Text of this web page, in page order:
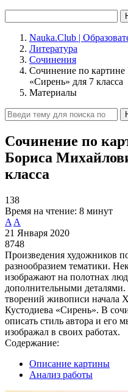
Nauka.Club |
Литература
Сочинения
Сочинение по
«Сирень» для 7 класса
Материалы
Сочинение по
Бориса
класса
138
Время на чтение: 8 минут
A A
21 Января 2020
8748
Произведения художников
разнообразием тематики.
изображают на полотнах
дополнительными
творений живописи начала
Кустодиева «Сирень». В
описать стиль автора и его
изображал в своих работах.
Содержание:
Описание картины
Анализ работы